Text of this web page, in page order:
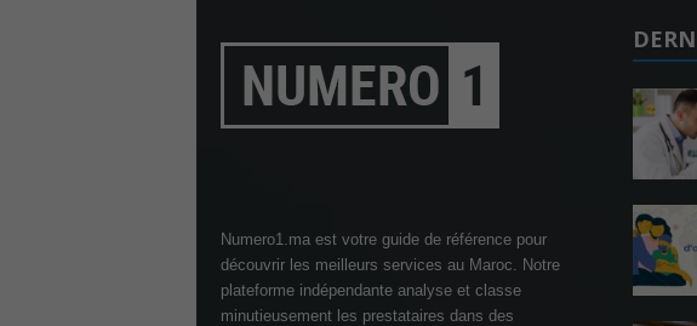
Numero1.ma est votre guide de référence pour
découvrir les meilleurs services au Maroc. Notre
plateforme indépendante analyse et classe
minutieusement les prestataires dans des